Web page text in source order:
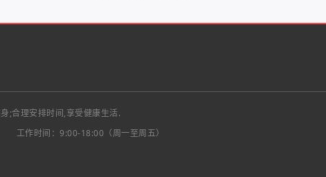
;合理安排时间,享受健康生活.
工作时间：9:00-18:00（周一至周五）